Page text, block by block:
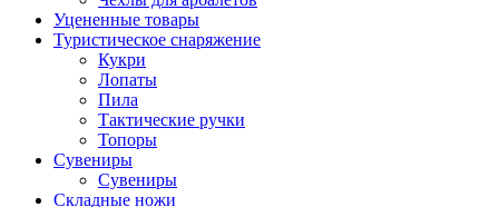
Уцененные товары
Туристическое снаряжение
Кукри
Лопаты
Пила
Тактические ручки
Топоры
Сувениры
Сувениры
Складные ножи